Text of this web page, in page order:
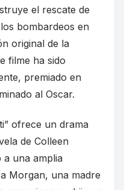
el rescate de
bombardeos en
original de la
filme ha sido
premiado en
al Oscar.
ofrece un drama
de Colleen
a una amplia
Morgan, una madre